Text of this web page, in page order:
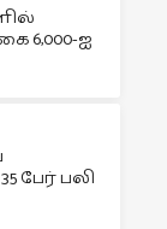
6,000-ஐ
பேர் பலி